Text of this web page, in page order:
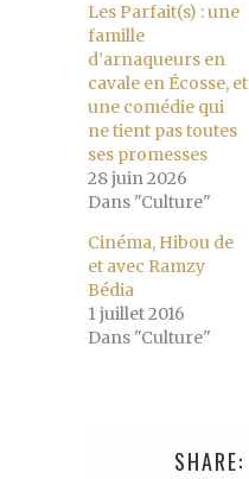
Les Parfait(s) : une
famille
d’arnaqueurs en
cavale en Écosse, et
une comédie qui
ne tient pas toutes
ses promesses
28 juin 2026
Dans "Culture"
Cinéma, Hibou de
et avec Ramzy
Bédia
1 juillet 2016
Dans "Culture"
SHARE: